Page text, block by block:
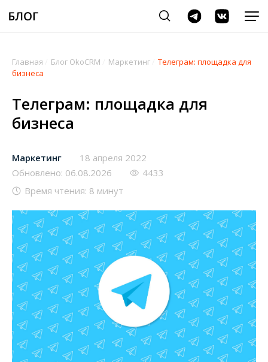
Главная Блог OkoCRM Маркетинг
Телеграм: площадка для
бизнеса
Телеграм: площадка для
бизнеса
Маркетинг
18 апреля 2022
Обновлено: 06.08.2026
4433
Время чтения: 8 минут